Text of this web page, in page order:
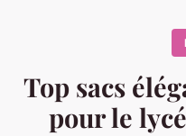
Top sacs
pour le